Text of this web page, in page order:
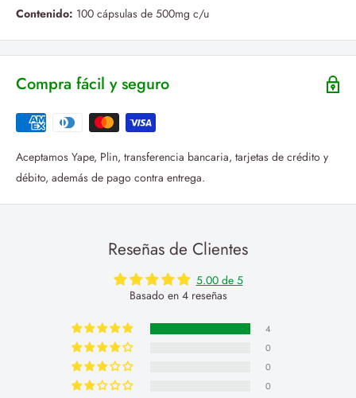
Contenido: 100 cápsulas de 500mg c/u
Compra fácil y seguro
Aceptamos Yape, Plin, transferencia bancaria, tarjetas de crédito y
débito, además de pago contra entrega.
Reseñas de Clientes
5.00 de 5
Basado en 4 reseñas
4
0
0
0